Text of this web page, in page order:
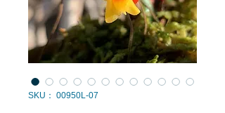
SKU： 00950L-07